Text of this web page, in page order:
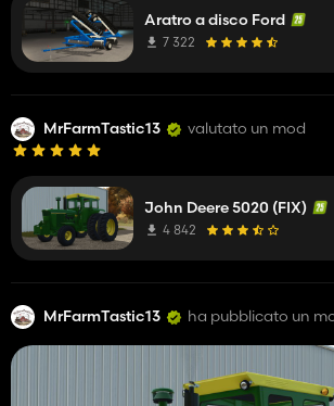
Aratro a disco Ford
7 322
MrFarmTastic13 valutato un mod
John Deere 5020 (FIX)
4 842
MrFarmTastic13 ha pubblicato un